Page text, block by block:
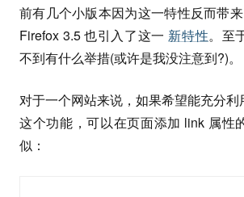
前有几个小版本因为这一特性反而带
Firefox 3.5 也引入了这一 新特性。至
不到有什么举措(或许是我没注意到?)。
对于一个网站来说，如果希望能充分
这个功能，可以在页面添加 link 属性
似：